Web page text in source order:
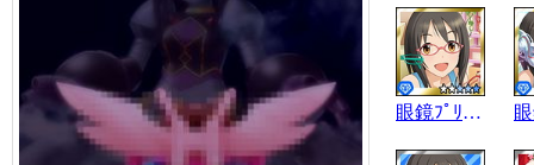
眼鏡ﾌﾟﾘﾝｾｽ